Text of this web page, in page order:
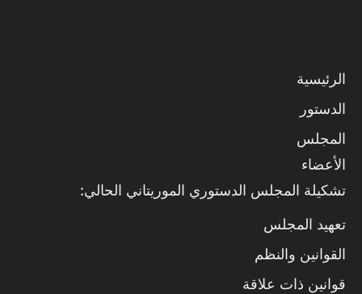
الرئيسية
الدستور
المجلس
الأعضاء
تشكيلة المجلس الدستوري الموريتاني الحالي:
تعهيد المجلس
القوانين والنظم
قوانين ذات علاقة